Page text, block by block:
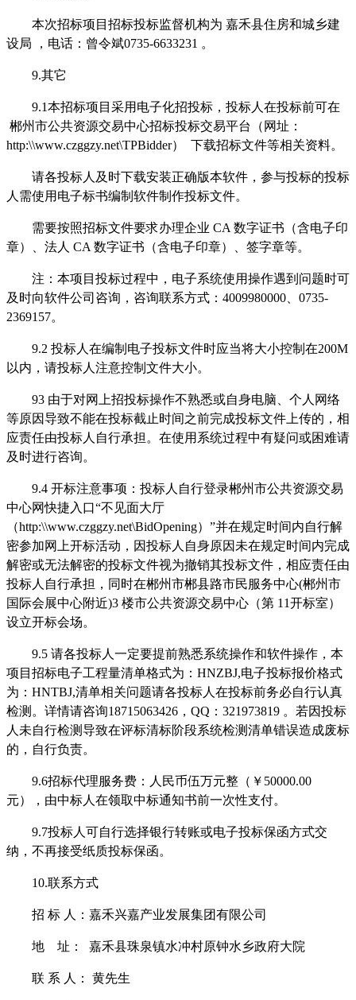
本次招标项目招标投标监督机构为 嘉禾县住房和城乡建
设局
， 电话 ： 曾令斌0735-6633231 。
9.其它
9.1本招标项目采用电子化招投标，投标人在投标前可在
郴州市公共资源交易中心招标投标交易平台（网址：
http:\\www.czggzy.net\TPBidder） 下载招标文件等相关资料。
请各投标人及时下载安装正确版本软件，参与投标的投标
人需使用电子标书编制软件制作投标文件。
需要按照招标文件要求办理企业 CA 数字证书（含电子印
章）、法人 CA 数字证书（含电子印章）、签字章等。
注：本项目投标过程中，电子系统使用操作遇到问题时可
及时向软件公司咨询，咨询联系方式： 4009980000
0735-
2369157。
9.2 投标人在编制电子投标文件时应当将大小控制在200M
以内，请投标人注意控制文件大小。
93 由于对网上招投标操作不熟悉或自身电脑、个人网络
等原因导致不能在投标截止时间之前完成投标文件上传的，相
应责任由投标人自行承担。在使用系统过程中有疑问或困难请
及时进行咨询。
9.4 开标注意事项：投标人自行登录郴州市公共资源交易
中心网快捷入口“不见面大厅
（http:\\www.czggzy.net\BidOpening） ”并在规定时间内自行解
密参加网上开标活动，因投标人自身原因未在规定时间内完成
解密或无法解密的投标文件视为撤销其投标文件，相应责任由
投标人自行承担，同时在郴州市郴县路市民服务中心(郴州市
国际会展中心附近)3 楼市公共资源交易中心（第 11开标室）
设立开标会场。
9.5 请各投标人一定要提前熟悉系统操作和软件操作，本
项目招标电子工程量清单格式为： HNZBJ,电子投标报价格式
为： HNTBJ,清单相关问题请各投标人在投标前务必自行认真
检测。详情请咨询18715063426 ， QQ ： 321973819 。若因投标
人未自行检测导致在评标清标阶段系统检测清单错误造成废标
的，自行负责。
9.6招标代理服务费：人民币伍万元整（￥ 50000.00
元），由中标人在领取中标通知书前一次性支付。
9.7投标人可自行选择银行转账或电子投标保函方式交
纳，不再接受纸质投标保函。
10.联系方式
招 标 人： 嘉禾兴嘉产业发展集团有限公司
地 址： 嘉禾县珠泉镇水冲村原钟水乡政府大院
联 系 人： 黄先生